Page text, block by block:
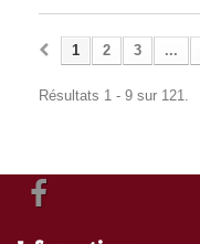
1 2 3 ...
Résultats 1 - 9 sur 121.